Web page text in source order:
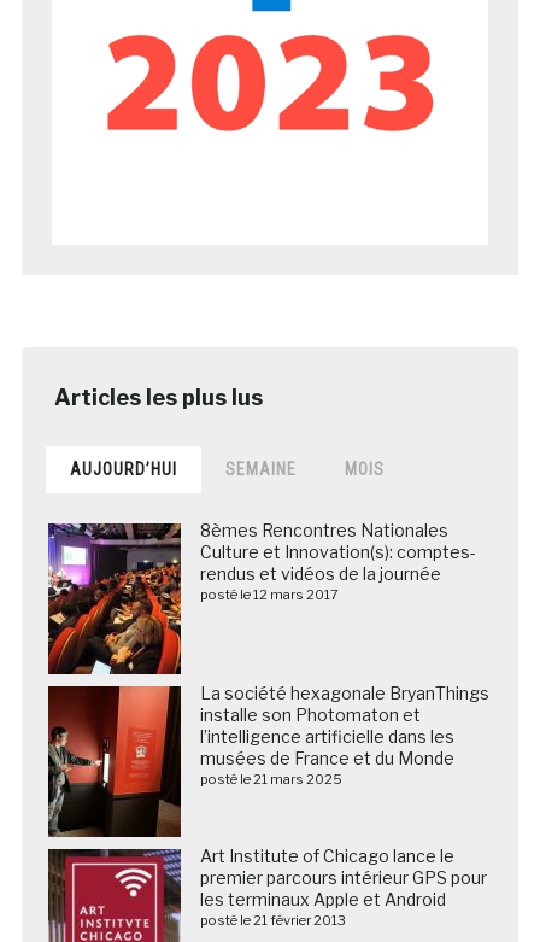
AUJOURD’HUI SEMAINE MOIS
8èmes Rencontres Nationales
Culture et Innovation(s): comptes-
rendus et vidéos de la journée
posté le 12 mars 2017
La société hexagonale BryanThings
installe son Photomaton et
l’intelligence artificielle dans les
musées de France et du Monde
posté le 21 mars 2025
Art Institute of Chicago lance le
premier parcours intérieur GPS pour
les terminaux Apple et Android
posté le 21 février 2013